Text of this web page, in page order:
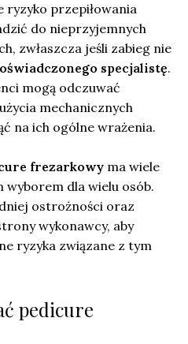
przepiłowania
do nieprzyjemnych
zwłaszcza jeśli zabieg nie
specjalistę.
mogą odczuwać
mechanicznych
na ich ogólne wrażenia.
frezarkowy ma wiele
wyborem dla wielu osób.
ostrożności oraz
wykonawcy, aby
ryzyka związane z tym
pedicure